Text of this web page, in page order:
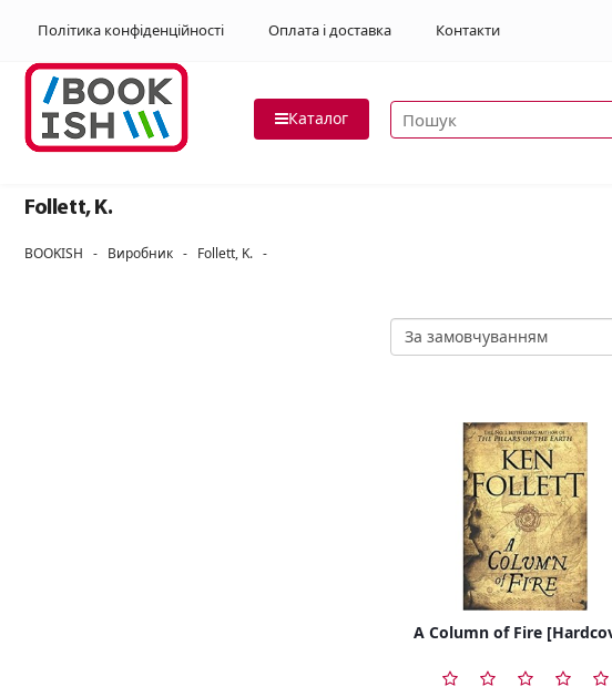
Політика конфіденційності Оплата і доставка Контакти
Каталог Пошук товарів
Follett, K.
BOOKISH - Виробник - Follett, K. -
A Column of Fire